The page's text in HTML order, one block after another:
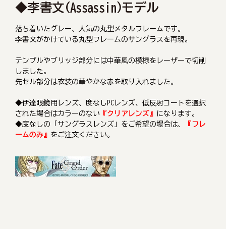
◆李書文(Assassin)モデル
落ち着いたグレー、人気の丸型メタルフレームです。
李書文がかけている丸型フレームのサングラスを再現。
テンプルやブリッジ部分には中華風の模様をレーザーで切削
しました。
先セル部分は衣装の華やかな赤を取り入れました。
◆伊達眼鏡用レンズ、度なしPCレンズ、低反射コートを選択
された場合はカラーのない 『クリアレンズ』 になります。
◆度なしの「サングラスレンズ」をご希望の場合は、
『フレ
ームのみ』 をご注文ください。